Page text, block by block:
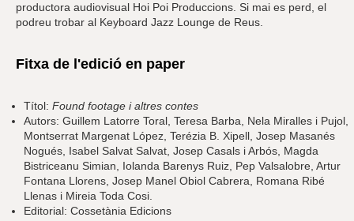
productora audiovisual Hoi Poi Produccions. Si mai es perd, el
podreu trobar al Keyboard Jazz Lounge de Reus.
Fitxa de l'edició en paper
Títol: Found footage i altres contes
Autors: Guillem Latorre Toral, Teresa Barba, Nela Miralles i Pujol,
Montserrat Margenat López, Terézia B. Xipell, Josep Masanés
Nogués, Isabel Salvat Salvat, Josep Casals i Arbós, Magda
Bistriceanu Simian, Iolanda Barenys Ruiz, Pep Valsalobre, Artur
Fontana Llorens, Josep Manel Obiol Cabrera, Romana Ribé
Llenas i Mireia Toda Cosi.
Editorial: Cossetània Edicions